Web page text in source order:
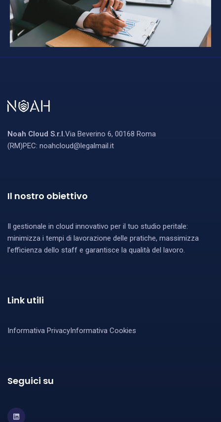
Noah Cloud S.r.l.Via Beverino 6, 00168 Roma
(RM)PEC: noahcloud@legalmail.it
Il nostro obiettivo
Il gestionale in cloud innovativo per il tuo studio peritale:
minimizza i tempi di lavorazione delle pratiche, massimizza
l’efficienza dello staff e garantisce la qualità del lavoro.
Link utili
Informativa PrivacyInformativa Cookies
Seguici su